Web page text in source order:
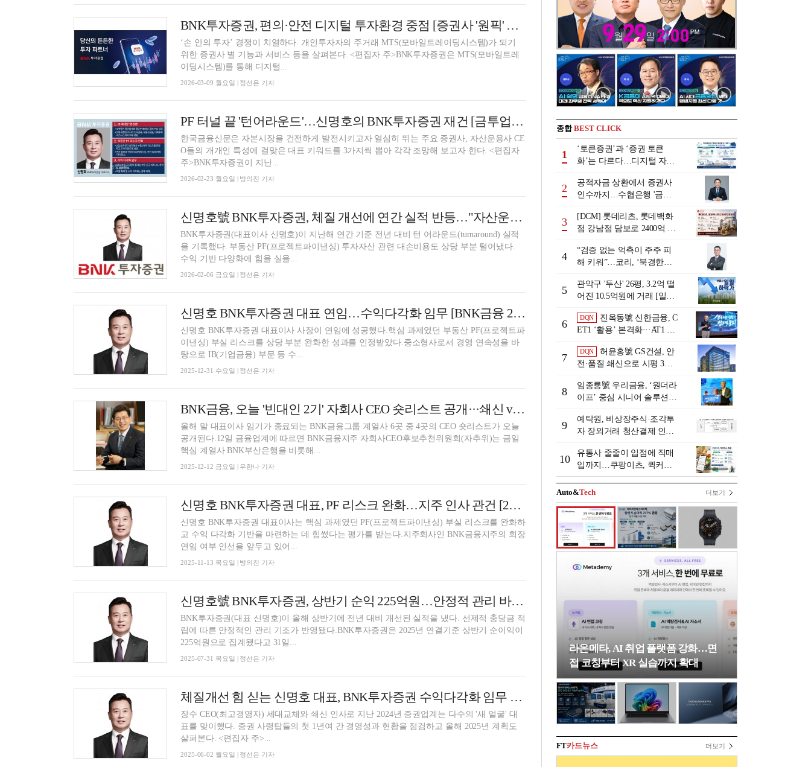
BNK투자증권, 편의·안전 디지털 투자환경 중점 [증권사 '원픽' MTS 대전]
‘손 안의 투자’ 경쟁이 치열하다. 개인투자자의 주거래 MTS(모바일트레이딩시스템)가 되기
위한 증권사 별 기능과 서비스 등을 살펴본다. <편집자 주>BNK투자증권은 MTS(모바일트레
이딩시스템)를 통해 디지털...
2026-03-09 월요일 | 정선은 기자
PF 터널 끝 '턴어라운드'…신명호의 BNK투자증권 재건 [금투업계 CEO열전 (44)]
한국금융신문은 자본시장을 건전하게 발전시키고자 열심히 뛰는 주요 증권사, 자산운용사 CE
O들의 개개인 특성에 걸맞은 대표 키워드를 3가지씩 뽑아 각각 조망해 보고자 한다. <편집자
주>BNK투자증권이 지난...
2026-02-23 월요일 | 방의진 기자
신명호號 BNK투자증권, 체질 개선에 연간 실적 반등…"자산운용·IB 등 수익 증대 중점" [금융사 2025 실적]
BNK투자증권(대표이사 신명호)이 지난해 연간 기준 전년 대비 턴 어라운드(turnaround) 실적
을 기록했다. 부동산 PF(프로젝트파이낸싱) 투자자산 관련 대손비용도 상당 부분 털어냈다.
수익 기반 다양화에 힘을 실을...
2026-02-06 금요일 | 정선은 기자
신명호 BNK투자증권 대표 연임…수익다각화 임무 [BNK금융 2026 자회사 CEO 인사]
신명호 BNK투자증권 대표이사 사장이 연임에 성공했다.핵심 과제였던 부동산 PF(프로젝트파
이낸싱) 부실 리스크를 상당 부분 완화한 성과를 인정받았다.중소형사로서 경영 연속성을 바
탕으로 IB(기업금융) 부문 등 수...
2025-12-31 수요일 | 정선은 기자
BNK금융, 오늘 '빈대인 2기' 자회사 CEO 숏리스트 공개···쇄신 vs 안정 '기로' [BNK금융 2026 자회사 CEO 인사]
올해 말 대표이사 임기가 종료되는 BNK금융그룹 계열사 6곳 중 4곳의 CEO 숏리스트가 오늘
공개된다.12일 금융업계에 따르면 BNK금융지주 자회사CEO후보추천위원회(자추위)는 금일
핵심 계열사 BNK부산은행을 비롯해...
2025-12-12 금요일 | 우한나 기자
신명호 BNK투자증권 대표, PF 리스크 완화…지주 인사 관건 [2025 CEO 인사 전망- BNK금융]
신명호 BNK투자증권 대표이사는 핵심 과제였던 PF(프로젝트파이낸싱) 부실 리스크를 완화하
고 수익 다각화 기반을 마련하는 데 힘썼다는 평가를 받는다.지주회사인 BNK금융지주의 회장
연임 여부 인선을 앞두고 있어...
2025-11-13 목요일 | 방의진 기자
신명호號 BNK투자증권, 상반기 순익 225억원…안정적 관리 바탕 전년비 213%↑ [금융사 2025 상반기 실적]
BNK투자증권(대표 신명호)이 올해 상반기에 전년 대비 개선된 실적을 냈다. 선제적 충당금 적
립에 따른 안정적인 관리 기조가 반영됐다.BNK투자증권은 2025년 연결기준 상반기 순이익이
225억원으로 집계됐다고 31일...
2025-07-31 목요일 | 정선은 기자
체질개선 힘 싣는 신명호 대표, BNK투자증권 수익다각화 임무 [새 바람 1년, 증권사 CEO 평가 (10) 끝]
장수 CEO(최고경영자) 세대교체와 쇄신 인사로 지난 2024년 증권업계는 다수의 '새 얼굴' 대
표를 맞이했다. 증권 사령탑들의 첫 1년여 간 경영성과 현황을 점검하고 올해 2025년 계획도
살펴본다. <편집자 주>...
2025-06-02 월요일 | 정선은 기자
종합BEST CLICK
1
‘토큰증권’과 ‘증권 토큰
화’는 다르다…디지털 자본
2
공적자금 상환에서 증권사
인수까지…수협은행 '금융
행 금융그룹의 꿈①]
3
[DCM] 롯데리츠, 롯데백화
점 강남점 담보로 2400억 조
4
“검증 없는 억측이 주주 피
해 키워”…코리, ‘북경한미
5
관악구 '두산' 26평, 3.2억 떨
어진 10.5억원에 거래 [일일
6
DQN
진옥동號 신한금융, C
ET1 ‘활용’ 본격화···AT1 늘
view]
7
DQN
허윤홍號 GS건설, 안
전·품질 쇄신으로 시평 3위
8
임종룡號 우리금융, ‘원더라
이프’ 중심 시니어 솔루션
[금융 시니어 비즈니스 돋보
기]
9
예탁원, 비상장주식·조각투
자 장외거래 청산결제 인프
10
유통사 줄줄이 입점에 직매
입까지…쿠팡이츠, 퀵커머
스 판 키운다
Auto&Tech 더보기
라온메타, AI 취업 플랫폼 강화…면
접 코칭부터 XR 실습까지 확대
FT카드뉴스 더보기